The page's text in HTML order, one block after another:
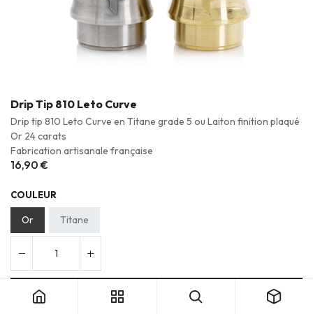
Drip Tip 810 Leto Curve
Drip tip 810 Leto Curve en Titane grade 5 ou Laiton finition plaqué
Or 24 carats
Fabrication artisanale française
16,90 €
COULEUR
Or Titane
Ajouter au panier